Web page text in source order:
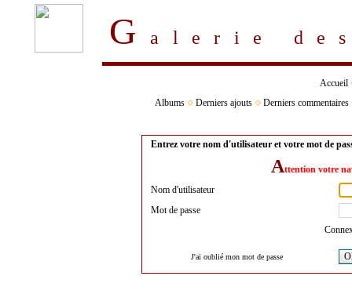
Galerie
Accueil
Albums
Derniers ajouts Derniers commentaires
Entrez votre nom d'utilisateur et votre mot de
Attention votre
Nom d'utilisateur
Mot de passe
J'ai oublié mon mot de passe